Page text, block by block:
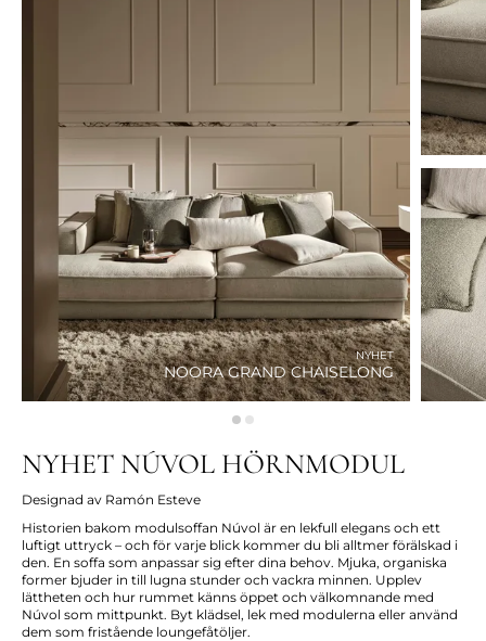
NYHET
NOORA GRAND CHAISELONG
NYHET NÚVOL HÖRNMODUL
Designad av Ramón Esteve
Historien bakom modulsoffan Núvol är en lekfull elegans och ett
luftigt uttryck – och för varje blick kommer du bli alltmer förälskad i
den. En soffa som anpassar sig efter dina behov. Mjuka, organiska
former bjuder in till lugna stunder och vackra minnen. Upplev
lättheten och hur rummet känns öppet och välkomnande med
Núvol som mittpunkt. Byt klädsel, lek med modulerna eller använd
dem som fristående loungefåtöljer.